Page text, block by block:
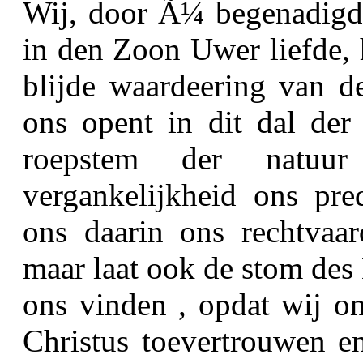
Wij, door Ã¼
in den Zoon Uwer
blijde waardeering van
ons opent in dit dal der
roepstem der
vergankelijkheid ons
ons daarin ons
maar laat ook de stom
ons vinden , opdat wij
Christus toevertrouwen